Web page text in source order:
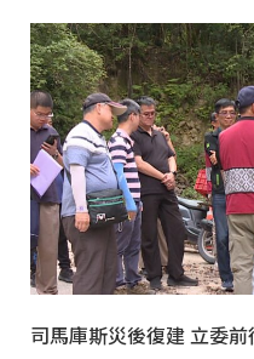
司馬庫斯災後復建 立委